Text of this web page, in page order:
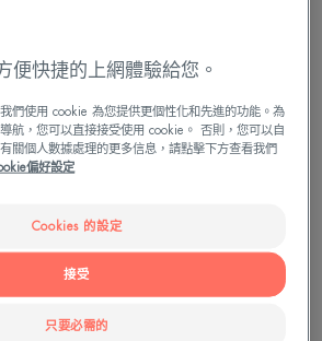
便快捷的上網體驗給您。
們使用 cookie 為您提供更個性化和先進的功能。為
航，您可以直接接受使用 cookie。 否則，您可以自
關個人數據處理的更多信息，請點擊下方查看我們
偏好設定
Cookies 的設定
只要必需的
接受